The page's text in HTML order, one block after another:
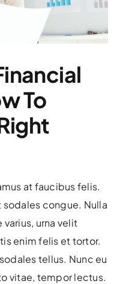
To
at faucibus felis.
congue. Nulla
urna velit
enim felis et tortor.
tellus. Nunc eu
vitae, tempor lectus.